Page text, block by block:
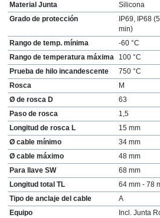
Material Junta
Silicona
Grado de protección
IP69, IP68
min)
Rango de temp. mínima
-60 °C
Rango de temperatura máxima
100 °C
Prueba de hilo incandescente
750 °C
Rosca
M
Ø de rosca D
63
Paso de rosca
1,5
Longitud de rosca L
15 mm
Ø cable mínimo
34 mm
Ø cable máximo
48 mm
Para llave SW
68 mm
Longitud total TL
64 mm - 78
Tipo de anclaje del cable
A
Equipo
Incl. Junta